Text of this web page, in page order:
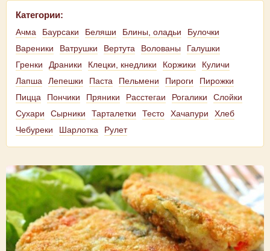
Категории:
Ачма Баурсаки Беляши Блины, оладьи
Булочки
Вареники
Ватрушки Вертута Волованы
Галушки
Гренки
Драники Клецки, кнедлики Коржики
Куличи
Лапша
Лепешки Паста Пельмени Пироги
Пирожки
Пицца
Пончики Пряники Расстегаи Рогалики
Слойки
Сухари
Сырники Тарталетки Тесто Хачапури
Хлеб
Чебуреки
Шарлотка Рулет